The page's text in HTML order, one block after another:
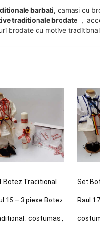
barbati, camasi cu
traditionale brodate ,
brodate cu motive
Botez Traditional
15 – 3 piese Botez
: costumas ,
Set
Raul